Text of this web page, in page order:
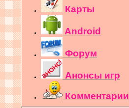
Карты
Android
Форум
Анонсы игр
Комментарии